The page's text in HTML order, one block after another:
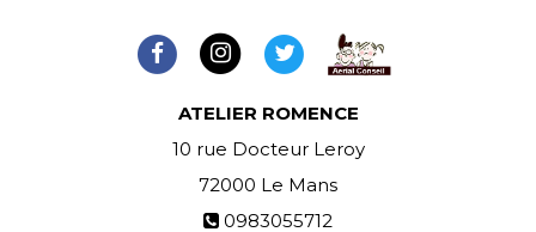
ATELIER ROMENCE
10 rue Docteur Leroy
72000 Le Mans
0983055712